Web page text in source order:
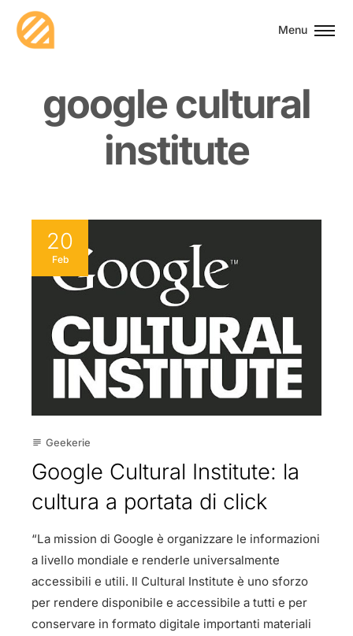
Menu
googlecultural
institute
20
Feb
subject Geekerie
Google Cultural Institute: la
cultura a portata di click
“La mission di Google è organizzare le informazioni
a livello mondiale e renderle universalmente
accessibili e utili. Il Cultural Institute è uno sforzo
per rendere disponibile e accessibile a tutti e per
conservare in formato digitale importanti materiali